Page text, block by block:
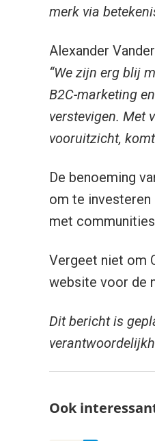
merk via
Alexander
“We zijn erg blij
B2C-marketing
verstevigen. Met
vooruitzicht,
De benoeming
om te
met communities
Vergeet niet om
website voor de
Dit bericht is
Ook